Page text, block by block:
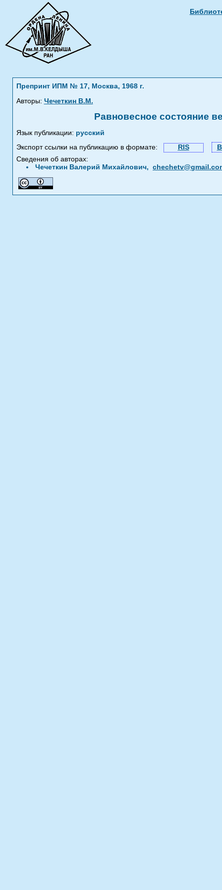
Препринт ИПМ № 17, Москва, 1968 г.
Авторы: Чечеткин В.М.
Равновесное состояние
Язык публикации: русский
Экспорт ссылки на публикацию в формате:
RIS
Сведения об авторах:
Чечеткин Валерий Михайлович,